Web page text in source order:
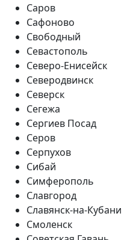
Саров
Сафоново
Свободный
Севастополь
Северо-Енисейск
Северодвинск
Северск
Сегежа
Сергиев Посад
Серов
Серпухов
Сибай
Симферополь
Славгород
Славянск-на-Кубани
Смоленск